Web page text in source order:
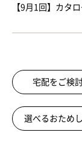
【9月1回】カタ
宅配をご検
選べるおため